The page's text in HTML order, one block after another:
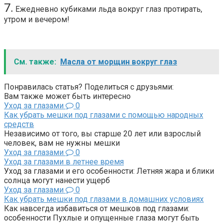
7. Ежедневно кубиками льда вокруг глаз протирать,
утром и вечером!
См. также: Масла от морщин вокруг глаз
Понравилась статья? Поделиться с друзьями:
Вам также может быть интересно
Уход за глазами
0
Как убрать мешки под глазами с помощью народных
средств
Независимо от того, вы старше 20 лет или взрослый
человек, вам не нужны мешки
Уход за глазами
0
Уход за глазами в летнее время
Уход за глазами и его особенности: Летняя жара и блики
солнца могут нанести ущерб
Уход за глазами
0
Как убрать мешки под глазами в домашних условиях
Как навсегда избавиться от мешков под глазами:
особенности Пухлые и опущенные глаза могут быть